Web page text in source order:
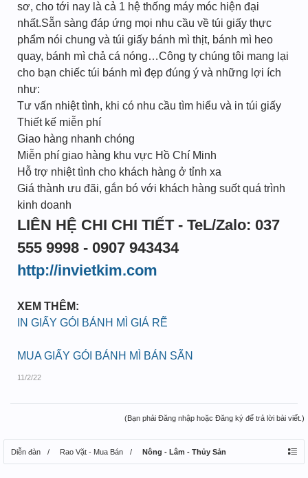
sơ, cho tới nay là cả 1 hệ thống máy móc hiện đại
nhất.Sẵn sàng đáp ứng mọi nhu cầu về túi giấy thực
phẩm nói chung và túi giấy bánh mì thịt, bánh mì heo
quay, bánh mì chả cá nóng…Công ty chúng tôi mang lại
cho bạn chiếc túi bánh mì đẹp đúng ý và những lợi ích
như:
Tư vấn nhiệt tình, khi có nhu cầu tìm hiểu và in túi giấy
Thiết kế miễn phí
Giao hàng nhanh chóng
Miễn phí giao hàng khu vực Hồ Chí Minh
Hỗ trợ nhiệt tình cho khách hàng ở tỉnh xa
Giá thành ưu đãi, gắn bó với khách hàng suốt quá trình
kinh doanh
LIÊN HỆ CHI CHI TIẾT - TeL/Zalo: 037
555 9998 - 0907 943434
http://invietkim.com
XEM THÊM:
IN GIẤY GÓI BÁNH MÌ GIÁ RẼ
MUA GIẤY GÓI BÁNH MÌ BÁN SÃN
11/2/22
(Bạn phải Đăng nhập hoặc Đăng ký để trả lời bài viết.)
Diễn đàn Rao Vặt - Mua Bán Nông - Lâm - Thủy Sản